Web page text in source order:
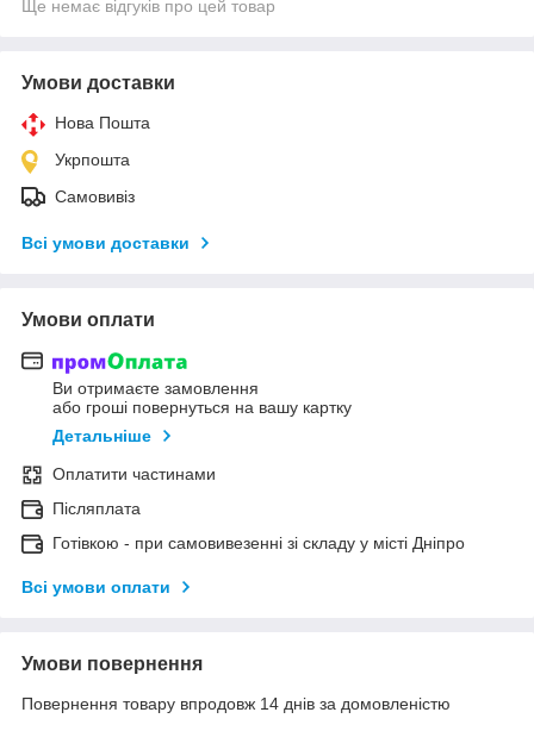
Ще немає відгуків про цей товар
Умови доставки
Нова Пошта
Укрпошта
Самовивіз
Всі умови доставки
Умови оплати
Ви отримаєте замовлення
або гроші повернуться на вашу картку
Детальніше
Оплатити частинами
Післяплата
Готівкою - при самовивезенні зі складу у місті Дніпро
Всі умови оплати
Умови повернення
Повернення товару впродовж 14 днів за домовленістю